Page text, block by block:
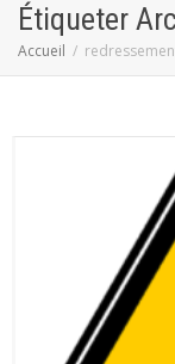
Étiqueter
Accueil